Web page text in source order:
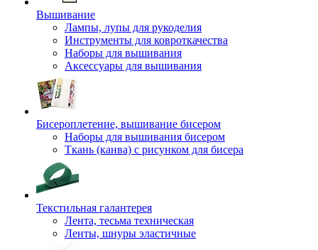
Вышивание
Лампы, лупы для рукоделия
Инструменты для ковроткачества
Наборы для вышивания
Аксессуары для вышивания
Бисероплетение, вышивание бисером
Наборы для вышивания бисером
Ткань (канва) с рисунком для бисера
Текстильная галантерея
Лента, тесьма техническая
Ленты, шнуры эластичные